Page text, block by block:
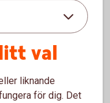
vinna!
prestanda
val
liknande
för dig. Det